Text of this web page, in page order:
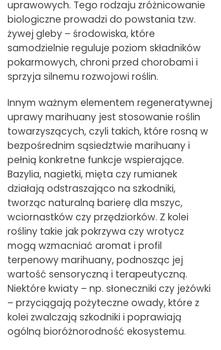
uprawowych. Tego rodzaju zróżnicowanie
biologiczne prowadzi do powstania tzw.
żywej gleby – środowiska, które
samodzielnie reguluje poziom składników
pokarmowych, chroni przed chorobami i
sprzyja silnemu rozwojowi roślin.
Innym ważnym elementem regeneratywnej
uprawy marihuany jest stosowanie roślin
towarzyszących, czyli takich, które rosną w
bezpośrednim sąsiedztwie marihuany i
pełnią konkretne funkcje wspierające.
Bazylia, nagietki, mięta czy rumianek
działają odstraszająco na szkodniki,
tworząc naturalną barierę dla mszyc,
wciornastków czy przędziorków. Z kolei
rośliny takie jak pokrzywa czy wrotycz
mogą wzmacniać aromat i profil
terpenowy marihuany, podnosząc jej
wartość sensoryczną i terapeutyczną.
Niektóre kwiaty – np. słoneczniki czy jeżówki
– przyciągają pożyteczne owady, które z
kolei zwalczają szkodniki i poprawiają
ogólną bioróżnorodność ekosystemu.